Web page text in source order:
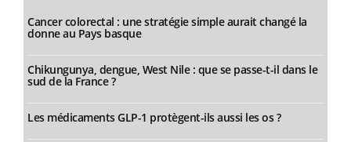
Cancer colorectal : une stratégie simple aurait changé la
donne au Pays basque
Chikungunya, dengue, West Nile : que se passe-t-il dans le
sud de la France ?
Les médicaments GLP-1 protègent-ils aussi les os ?